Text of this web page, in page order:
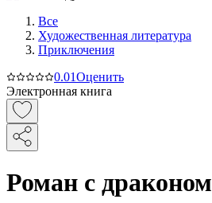
Все
Художественная литература
Приключения
0.01Оценить
Электронная книга
Роман с драконом